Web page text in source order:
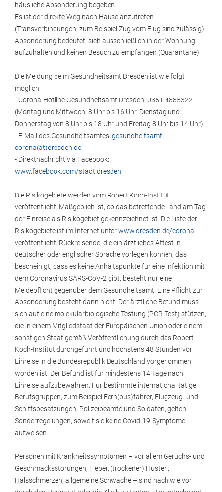
häusliche Absonderung begeben.
Es ist der direkte Weg nach Hause anzutreten
(Transverbindungen, zum Beispiel Zug vom Flug sind zulässig).
Absonderung bedeutet, sich ausschließlich in der Wohnung
aufzuhalten und keinen Besuch zu empfangen (Quarantäne).
Die Meldung beim Gesundheitsamt Dresden ist wie folgt
möglich:
- Corona-Hotline Gesundheitsamt Dresden: 0351-4885322
(Montag und Mittwoch, 8 Uhr bis 16 Uhr, Dienstag und
Donnerstag von 8 Uhr bis 18 Uhr und Freitag 8 Uhr bis 14 Uhr)
- E-Mail des Gesundheitsamtes: gesundheitsamt-
corona(at)dresden.de
- Direktnachricht via Facebook:
www.facebook.com/stadt.dresden
Die Risikogebiete werden vom Robert Koch-Institut
veröffentlicht. Maßgeblich ist, ob das betreffende Land am Tag
der Einreise als Risikogebiet gekennzeichnet ist. Die Liste der
Risikogebiete ist im Internet unterwww.dresden.de/corona
veröffentlicht. Rückreisende, die ein ärztliches Attest in
deutscher oder englischer Sprache vorlegen können, das
bescheinigt, dass es keine Anhaltspunkte für eine Infektion mit
dem Coronavirus SARS-CoV-2 gibt, besteht nur eine
Meldepflicht gegenüber dem Gesundheitsamt. Eine Pflicht zur
Absonderung besteht dann nicht. Der ärztliche Befund muss
sich auf eine molekularbiologische Testung (PCR-Test) stützen,
die in einem Mitgliedstaat der Europäischen Union oder einem
sonstigen Staat gemäß Veröffentlichung durch das Robert
Koch-Institut durchgeführt und höchstens 48 Stunden vor
Einreise in die Bundesrepublik Deutschland vorgenommen
worden ist. Der Befund ist für mindestens 14 Tage nach
Einreise aufzubewahren. Für bestimmte international tätige
Berufsgruppen, zum Beispiel Fern(bus)fahrer, Flugzeug- und
Schiffsbesatzungen, Polizeibeamte und Soldaten, gelten
Sonderregelungen, soweit sie keine Covid-19-Symptome
aufweisen.
Personen mit Krankheitssymptomen – vor allem Geruchs- und
Geschmacksstörungen, Fieber, (trockener) Husten,
Halsschmerzen, allgemeine Schwäche – sind nach wie vor